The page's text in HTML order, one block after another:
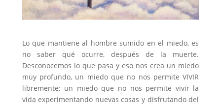
Lo que mantiene al hombre sumido en el miedo, es
no saber qué ocurre, después de la muerte.
Desconocemos lo que pasa y eso nos crea un miedo
muy profundo, un miedo que no nos permite VIVIR
libremente; un miedo que no nos permite vivir la
vida experimentando nuevas cosas y disfrutando del